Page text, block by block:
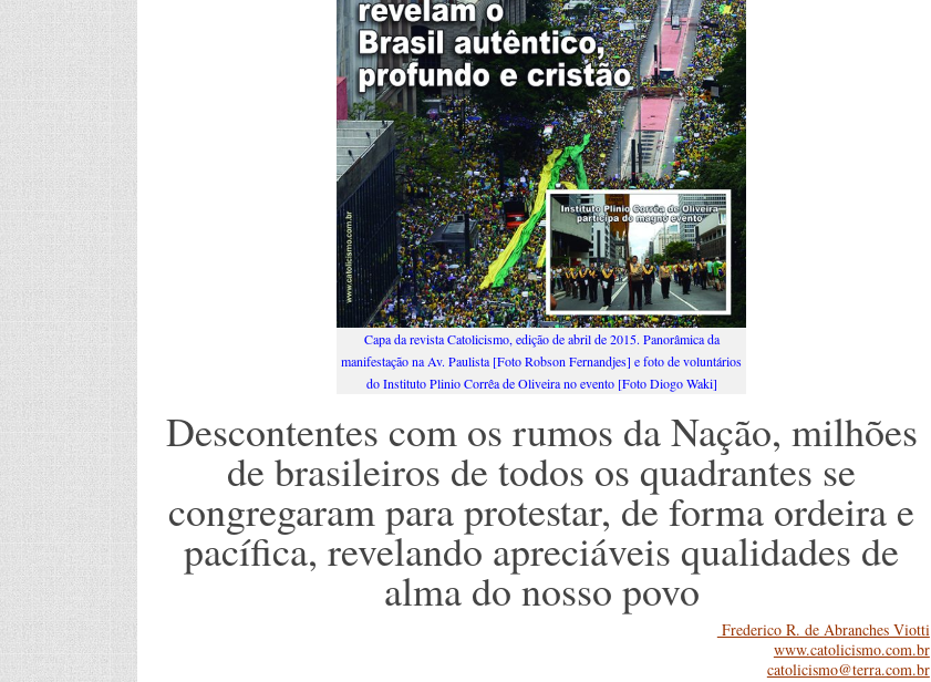
Capa da revista Catolicismo, edição de abril de 2015. Panorâmica da
manifestação na Av. Paulista [Foto Robson Fernandjes] e foto de voluntários
do Instituto Plinio Corrêa de Oliveira no evento [Foto Diogo Waki]
Descontentes com os rumos da Nação, milhões
de brasileiros de todos os quadrantes se
congregaram para protestar, de forma ordeira e
pacífica, revelando apreciáveis qualidades de
alma do nosso povo
Frederico R. de Abranches Viotti
www.catolicismo.com.br
catolicismo@terra.com.br